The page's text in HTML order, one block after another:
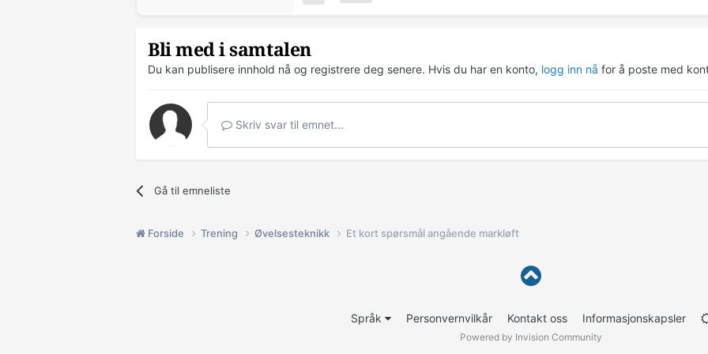
Bli med i samtalen
Du kan publisere innhold nå og registrere deg senere. Hvis du har en konto, logg inn nå for å poste med
Skriv svar til emnet...
Gå til emneliste
Forside Trening Øvelsesteknikk Et kort spørsmål angående markløft
Språk Personvernvilkår Kontakt oss Informasjonskapsler
Powered by Invision Community